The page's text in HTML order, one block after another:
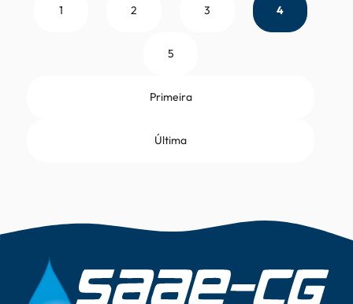
Primeira
1 2 3 4
5
Última
Onda